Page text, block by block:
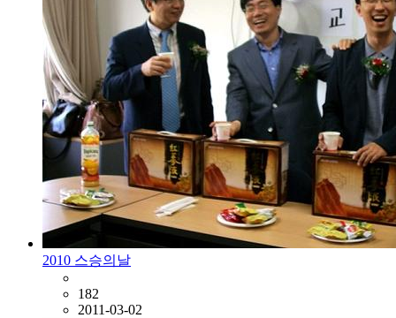
2010 스승의날
182
2011-03-02